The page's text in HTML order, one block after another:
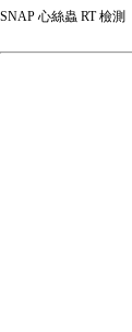
SNAP 心絲蟲 RT 檢測